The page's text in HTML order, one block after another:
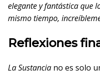
elegante y fantástica que
mismo tiempo,
Reflexiones
La Sustancia no es solo